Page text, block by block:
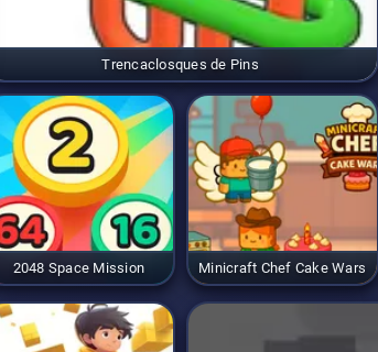
Trencaclosques de Pins
2048 Space Mission Minicraft Chef Cake Wars